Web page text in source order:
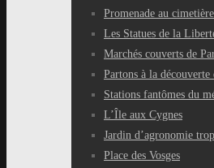
Promenade au
Les Statues de la
Marchés couverts de
Partons à la découverte
Stations fantômes du
L’Île aux Cygnes
Jardin d’agronomie
Place des Vosges